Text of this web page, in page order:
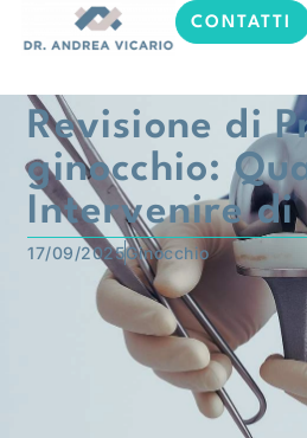
CONTATTI
Revisione di
ginocchio:
Intervenire di
17/09/2025Ginocchio